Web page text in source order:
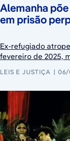
Alemanha
em prisão
Ex-refugiado
fevereiro de 2025,
LEIS E JUSTIÇA 06/